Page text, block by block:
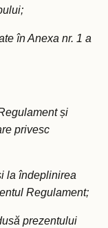
în Anexa nr. 1 a
și
privesc
la îndeplinirea
Regulament;
prezentului